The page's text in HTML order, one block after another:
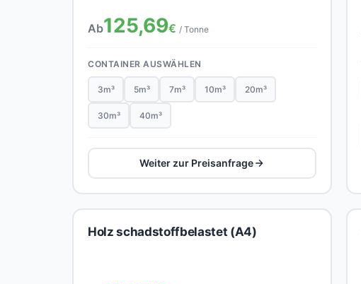
Ab125,69€ / Tonne
CONTAINER AUSWÄHLEN
3m³ 5m³ 7m³ 10m³ 20m³
30m³ 40m³
Weiter zur Preisanfrage
Holz schadstoffbelastet (A4)